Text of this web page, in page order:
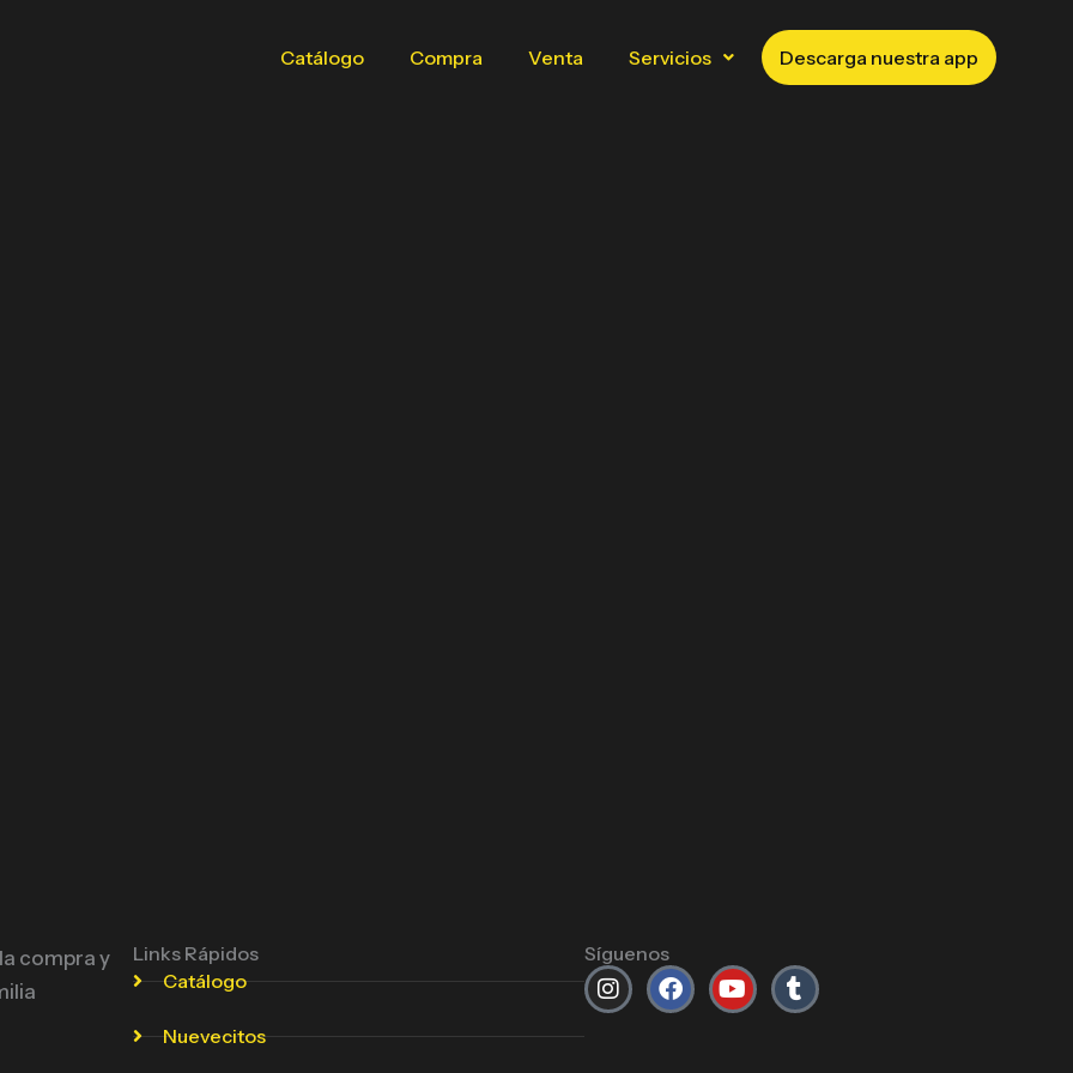
Catálogo Compra Venta Servicios Descarga nuestra app
compra y
Links Rápidos
Catálogo
Nuevecitos
Síguenos
InstagramFacebook
YoutubeTumblr